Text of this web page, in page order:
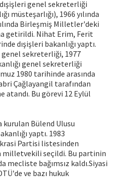
dışişleri genel sekreterliği
müsteşarlığı), 1966 yılında
Birleşmiş Milletler'deki
getirildi. Nihat Erim, Ferit
dışişleri bakanlığı yaptı.
genel sekreterliği, 1977
genel sekreterliği
1980 tarihinde arasında
Çağlayangil tarafından
atandı. Bu görevi 12 Eylül
kurulan Bülend Ulusu
yaptı. 1983
Partisi listesinden
milletvekili seçildi. Bu partinin
bağımsız kaldı.Siyasi
ve bazı hukuk